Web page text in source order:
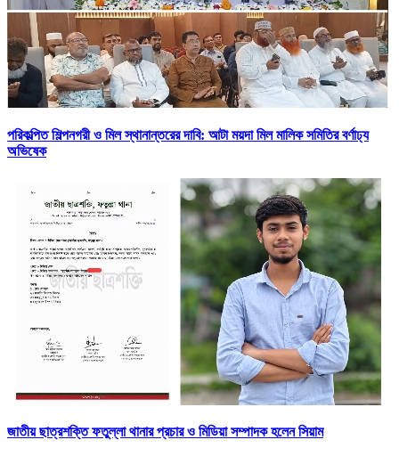
পরিকল্পিত শিল্পনগরী ও মিল স্থানান্তরের দাবি: আটা ময়দা মিল মালিক সমিতির বর্ণাঢ্য
অভিষেক
জাতীয় ছাত্রশক্তি ফতুল্লা থানার প্রচার ও মিডিয়া সম্পাদক হলেন সিয়াম